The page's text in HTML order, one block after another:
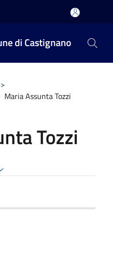
di Castignano
>
Maria Assunta Tozzi
Tozzi